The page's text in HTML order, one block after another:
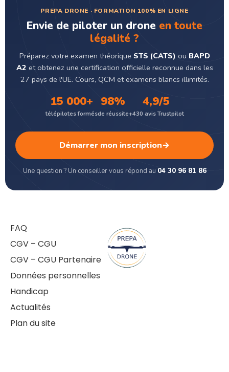
PREPA DRONE · FORMATION 100% EN LIGNE
Envie de piloter un drone en toute
légalité ?
Préparez votre examen théorique STS (CATS) ou BAPD
A2 et obtenez une certification officielle reconnue dans les
27 pays de l'UE. Cours, QCM et examens blancs illimités.
15 000+
télépilotes formés
98%
de réussite
4,9/5
+430 avis Trustpilot
Démarrer mon inscription→
Une question ? Un conseiller vous répond au 04 30 96 81 86
FAQ
CGV – CGU
CGV – CGU Partenaire
Données personnelles
Handicap
Actualités
Plan du site